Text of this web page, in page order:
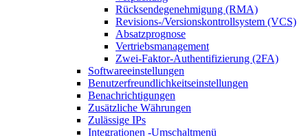
Rücksendegenehmigung (RMA)
Revisions-/Versionskontrollsystem (VCS)
Absatzprognose
Vertriebsmanagement
Zwei-Faktor-Authentifizierung (2FA)
Softwareeinstellungen
Benutzerfreundlichkeitseinstellungen
Benachrichtigungen
Zusätzliche Währungen
Zulässige IPs
Integrationen -Umschaltmenü